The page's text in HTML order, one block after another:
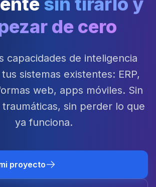
de cero
capacidades de inteligencia
sistemas existentes: ERP,
web, apps móviles. Sin
traumáticas, sin perder lo que
ya funciona.
proyecto